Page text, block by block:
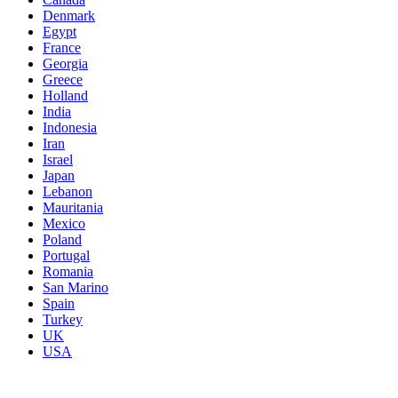
Denmark
Egypt
France
Georgia
Greece
Holland
India
Indonesia
Iran
Israel
Japan
Lebanon
Mauritania
Mexico
Poland
Portugal
Romania
San Marino
Spain
Turkey
UK
USA